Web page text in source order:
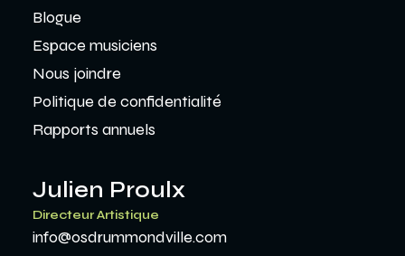
Blogue
Espace musiciens
Nous joindre
Politique de confidentialité
Rapports annuels
Julien Proulx
Directeur Artistique
info@osdrummondville.com